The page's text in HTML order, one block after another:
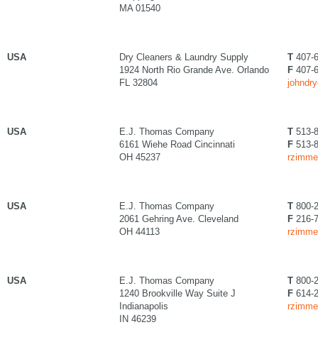
MA 01540
USA
Dry Cleaners & Laundry Supply
1924 North Rio Grande Ave. Orlando
FL 32804
T 407-
F 407-
USA
E.J. Thomas Company
6161 Wiehe Road Cincinnati
OH 45237
T 513-
F 513-
USA
E.J. Thomas Company
2061 Gehring Ave. Cleveland
OH 44113
T 800-
F 216-
USA
E.J. Thomas Company
1240 Brookville Way Suite J
Indianapolis
IN 46239
T 800-
F 614-